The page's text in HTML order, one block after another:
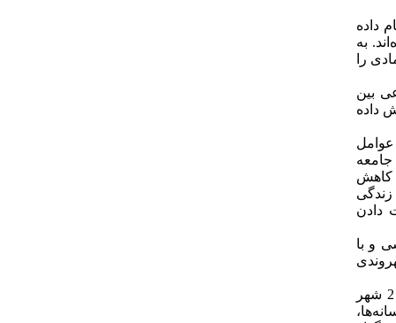
داده
به
را
اجتماعی بین
افزایش داده
سلامت جامعه
در منزل و فعالیت‌های مولد» انجام داده‌اند. نتایج تحقیق نشان‌دهنده آن است که کووید-19 به کاهش
در فعالیت‌های مولد و هدفمند منجر شده است. همچنین این مطالعه نشان داد پس از همه‌گیری کووید-19، زندگی
دادن
و با
)، در تحقیق برای بررسی عوامل اجتماعی مرتبط با احساس امنیت اجتماعی (مطالعه موردی: ساکنان ناحیه 2 شهر